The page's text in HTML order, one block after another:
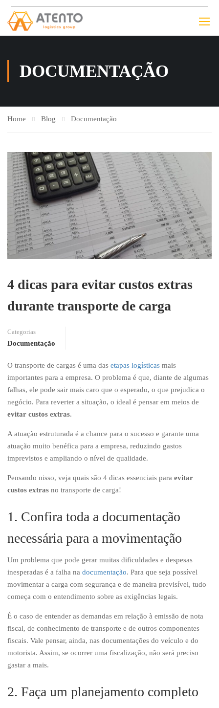
DOCUMENTAÇÃO
Home Blog Documentação
4 dicas para evitar custos extras
durante transporte de carga
Categorias
Documentação
O transporte de cargas é uma das etapas logísticas mais
importantes para a empresa. O problema é que, diante de algumas
falhas, ele pode sair mais caro que o esperado, o que prejudica o
negócio. Para reverter a situação, o ideal é pensar em meios de
evitar custos extras.
A atuação estruturada é a chance para o sucesso e garante uma
atuação muito benéfica para a empresa, reduzindo gastos
imprevistos e ampliando o nível de qualidade.
Pensando nisso, veja quais são 4 dicas essenciais para evitar
custos extras no transporte de carga!
1. Confira toda a documentação
necessária para a movimentação
Um problema que pode gerar muitas dificuldades e despesas
inesperadas é a falha na documentação. Para que seja possível
movimentar a carga com segurança e de maneira previsível, tudo
começa com o entendimento sobre as exigências legais.
É o caso de entender as demandas em relação à emissão de nota
fiscal, de conhecimento de transporte e de outros componentes
fiscais. Vale pensar, ainda, nas documentações do veículo e do
motorista. Assim, se ocorrer uma fiscalização, não será preciso
gastar a mais.
2. Faça um planejamento completo